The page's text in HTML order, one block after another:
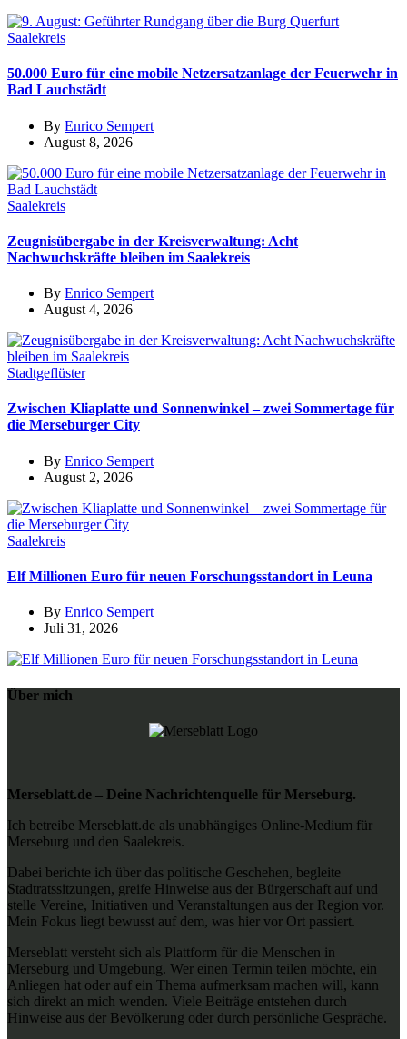
Saalekreis
50.000 Euro für eine mobile Netzersatzanlage der Feuerwehr in
Bad Lauchstädt
By Enrico Sempert
August 8, 2026
Saalekreis
Zeugnisübergabe in der Kreisverwaltung: Acht
Nachwuchskräfte bleiben im Saalekreis
By Enrico Sempert
August 4, 2026
Stadtgeflüster
Zwischen Kliaplatte und Sonnenwinkel – zwei Sommertage für
die Merseburger City
By Enrico Sempert
August 2, 2026
Saalekreis
Elf Millionen Euro für neuen Forschungsstandort in Leuna
By Enrico Sempert
Juli 31, 2026
Über mich
Merseblatt.de – Deine Nachrichtenquelle für Merseburg.
Ich betreibe Merseblatt.de als unabhängiges Online-Medium für
Merseburg und den Saalekreis.
Dabei berichte ich über das politische Geschehen, begleite
Stadtratssitzungen, greife Hinweise aus der Bürgerschaft auf und
stelle Vereine, Initiativen und Veranstaltungen aus der Region vor.
Mein Fokus liegt bewusst auf dem, was hier vor Ort passiert.
Merseblatt versteht sich als Plattform für die Menschen in
Merseburg und Umgebung. Wer einen Termin teilen möchte, ein
Anliegen hat oder auf ein Thema aufmerksam machen will, kann
sich direkt an mich wenden. Viele Beiträge entstehen durch
Hinweise aus der Bevölkerung oder durch persönliche Gespräche.